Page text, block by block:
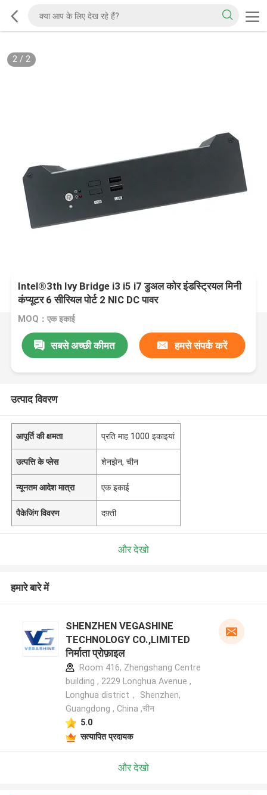
2/ 2
Intel®3th Ivy Bridge i3 i5 i7 डुअल कोर इंडस्ट्रियल मिनी
कंप्यूटर 6 सीरियल पोर्ट 2 NIC DC पावर
MOQ：एक इकाई
सबसे अच्छी कीमत हमसे संपर्क करें
उत्पाद विवरण
आपूर्ति की क्षमता प्रति माह 1000 इकाइयां
उत्पत्ति के प्लेस शेनझेन, चीन
न्यूनतम आदेश मात्रा एक इकाई
पैकेजिंग विवरण दफ़्ती
और देखो
हमारे बारे में
SHENZHEN VEGASHINE
TECHNOLOGY CO.,LIMITED
निर्माता प्रोफ़ाइल
Room 416, Zhengshang Centre
building , 2229 Longhua Avenue ,
Longhua district， Shenzhen,
Guangdong , China ,चीन
5.0
सत्यापित प्रदायक
और देखो